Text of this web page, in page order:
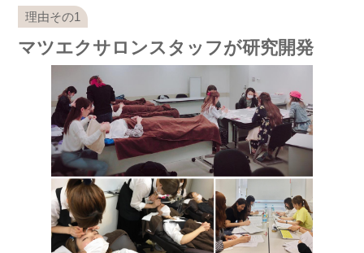
マツエクサロンスタッフが研究開発